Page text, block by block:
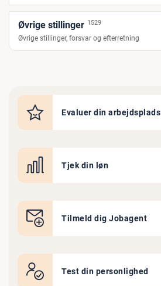
Øvrige stillinger 1529
Øvrige stillinger, forsvar og efterretning
Evaluer din arbejdsplads
Tjek din løn
Tilmeld dig Jobagent
Test din personlighed